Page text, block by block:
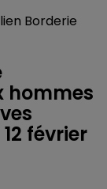
Borderie
hommes
février